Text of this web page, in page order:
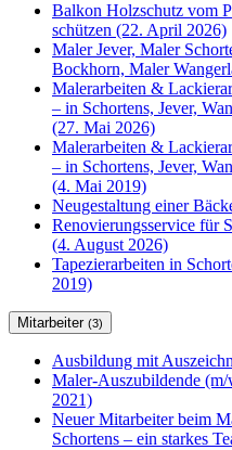
Balkon Holzschutz vom
schützen (22. April 2026)
Maler Jever, Maler
Bockhorn, Maler
Malerarbeiten &
– in Schortens, Jever,
(27. Mai 2026)
Malerarbeiten &
– in Schortens, Jever,
(4. Mai 2019)
Neugestaltung einer
Renovierungsservice für
(4. August 2026)
Tapezierarbeiten in
2019)
Mitarbeiter (3)
Ausbildung mit
Maler-Auszubildende (m/
2021)
Neuer Mitarbeiter beim
Schortens – ein starkes